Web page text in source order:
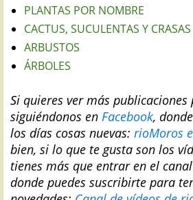
PLANTAS POR NOMBRE
CACTUS, SUCULENTAS Y CRASAS
ARBUSTOS
ÁRBOLES
Si quieres ver más publicaciones
siguiéndonos en Facebook,
los días cosas nuevas: rioMoros
bien, si lo que te gusta son los
tienes más que entrar en el
donde puedes suscribirte para